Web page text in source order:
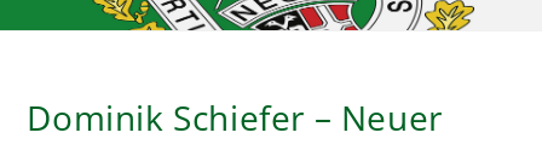
Dominik Schiefer – Neuer